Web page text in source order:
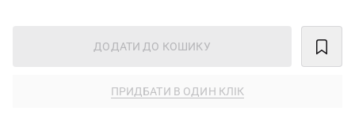
ДОДАТИ ДО КОШИКУ
ПРИДБАТИ В ОДИН КЛІК